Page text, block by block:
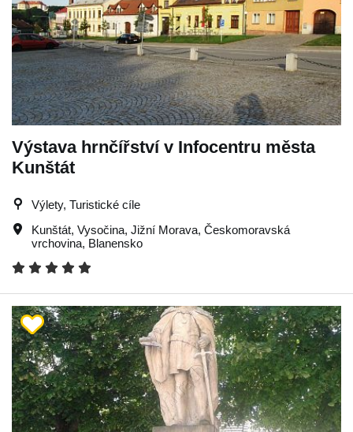
Výstava hrnčířství v Infocentru města
Kunštát
Výlety, Turistické cíle
Kunštát, Vysočina, Jižní Morava, Českomoravská
vrchovina, Blanensko